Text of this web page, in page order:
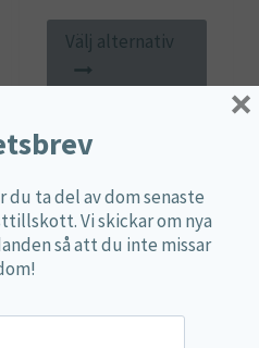
till
Välj alternativ
olika
du ta del av dom senaste
Vi skickar om nya
så att du inte missar
×